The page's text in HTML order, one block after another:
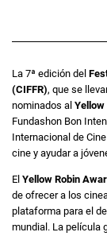
La 7ª edición del
(CIFFR), que se
nominados al Yellow
Fundashon Bon
Internacional de
cine y ayudar a
El Yellow Robin
de ofrecer a los
plataforma para el
mundial. La película